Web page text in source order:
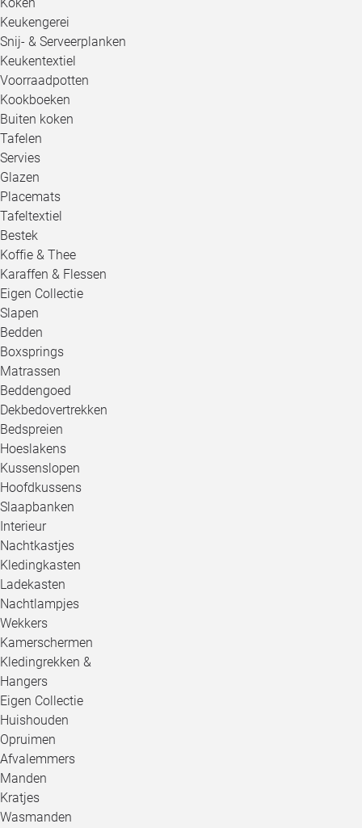
Keukengerei
Snij- & Serveerplanken
Keukentextiel
Voorraadpotten
Kookboeken
Buiten koken
Tafelen
Servies
Glazen
Placemats
Tafeltextiel
Bestek
Koffie & Thee
Karaffen & Flessen
Eigen Collectie
Slapen
Bedden
Boxsprings
Matrassen
Beddengoed
Dekbedovertrekken
Bedspreien
Hoeslakens
Kussenslopen
Hoofdkussens
Slaapbanken
Interieur
Nachtkastjes
Kledingkasten
Ladekasten
Nachtlampjes
Wekkers
Kamerschermen
Kledingrekken &
Hangers
Eigen Collectie
Huishouden
Opruimen
Afvalemmers
Manden
Kratjes
Wasmanden